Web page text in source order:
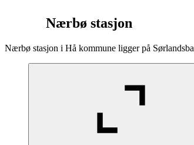
Nærbø stasjon
Nærbø stasjon i Hå kommune ligger på